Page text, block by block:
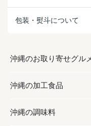
包装・熨斗について
沖縄のお取り寄せグル
お取り寄せグルメ
フルーツ・野菜
沖縄の加工食品
加工食品
沖縄の調味料